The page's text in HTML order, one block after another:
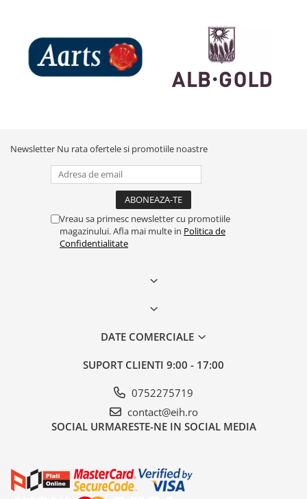
Newsletter Nu rata ofertele si promotiile noastre
Vreau sa primesc newsletter cu promotiile
magazinului. Afla mai multe in Politica de
Confidentialitate
DATE COMERCIALE
SUPORT CLIENTI 9:00 - 17:00
0752275719
contact@eih.ro
SOCIAL URMARESTE-NE IN SOCIAL MEDIA